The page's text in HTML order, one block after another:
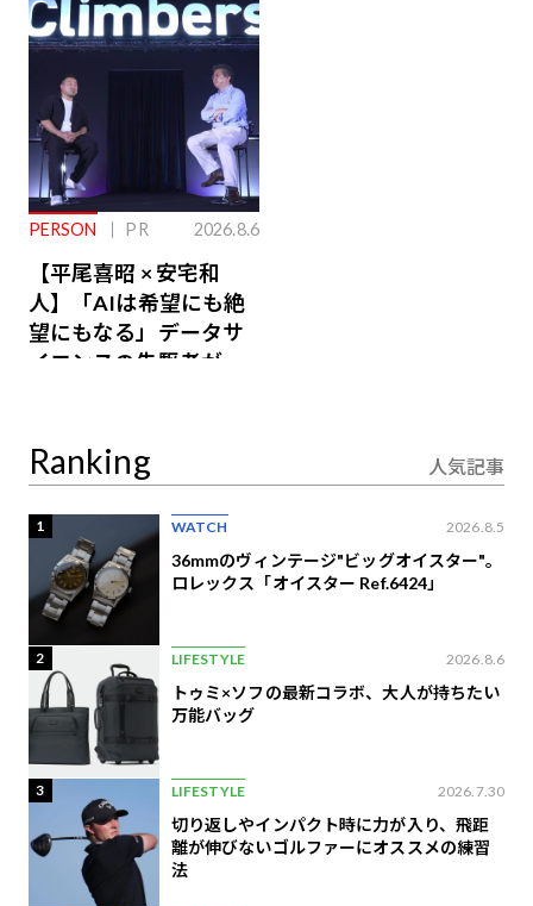
PERSON PR 2026.8.6
【平尾喜昭 × 安宅和
人】「AIは希望にも絶
望にもなる」データサ
イエンスの先駆者が語
Ranking 人気記事
1 WATCH 2026.8.5
36mmのヴィンテージ"ビッグオイスター"。
ロレックス「オイスター Ref.6424」
2 LIFESTYLE 2026.8.6
トゥミ×ソフの最新コラボ、大人が持ちたい
万能バッグ
3 LIFESTYLE 2026.7.30
切り返しやインパクト時に力が入り、飛距
離が伸びないゴルファーにオススメの練習
法